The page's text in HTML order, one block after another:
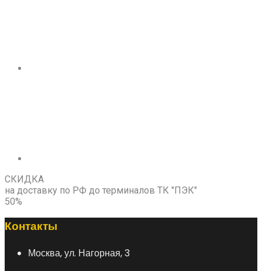
СКИДКА
на доставку по РФ до терминалов ТК "ПЭК"
50%
Контакты
Москва, ул. Нагорная, 3